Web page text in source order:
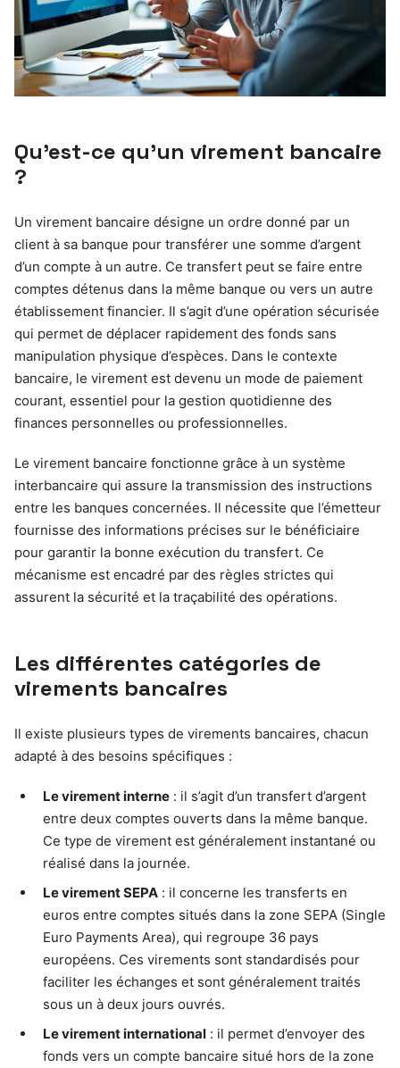
Qu’est-ce qu’un virement bancaire
?
Un virement bancaire désigne un ordre donné par un
client à sa banque pour transférer une somme d’argent
d’un compte à un autre. Ce transfert peut se faire entre
comptes détenus dans la même banque ou vers un autre
établissement financier. Il s’agit d’une opération sécurisée
qui permet de déplacer rapidement des fonds sans
manipulation physique d’espèces. Dans le contexte
bancaire, le virement est devenu un mode de paiement
courant, essentiel pour la gestion quotidienne des
finances personnelles ou professionnelles.
Le virement bancaire fonctionne grâce à un système
interbancaire qui assure la transmission des instructions
entre les banques concernées. Il nécessite que l’émetteur
fournisse des informations précises sur le bénéficiaire
pour garantir la bonne exécution du transfert. Ce
mécanisme est encadré par des règles strictes qui
assurent la sécurité et la traçabilité des opérations.
Les différentes catégories de
virements bancaires
Il existe plusieurs types de virements bancaires, chacun
adapté à des besoins spécifiques :
Le virement interne : il s’agit d’un transfert d’argent
entre deux comptes ouverts dans la même banque.
Ce type de virement est généralement instantané ou
réalisé dans la journée.
Le virement SEPA : il concerne les transferts en
euros entre comptes situés dans la zone SEPA (Single
Euro Payments Area), qui regroupe 36 pays
européens. Ces virements sont standardisés pour
faciliter les échanges et sont généralement traités
sous un à deux jours ouvrés.
Le virement international : il permet d’envoyer des
fonds vers un compte bancaire situé hors de la zone